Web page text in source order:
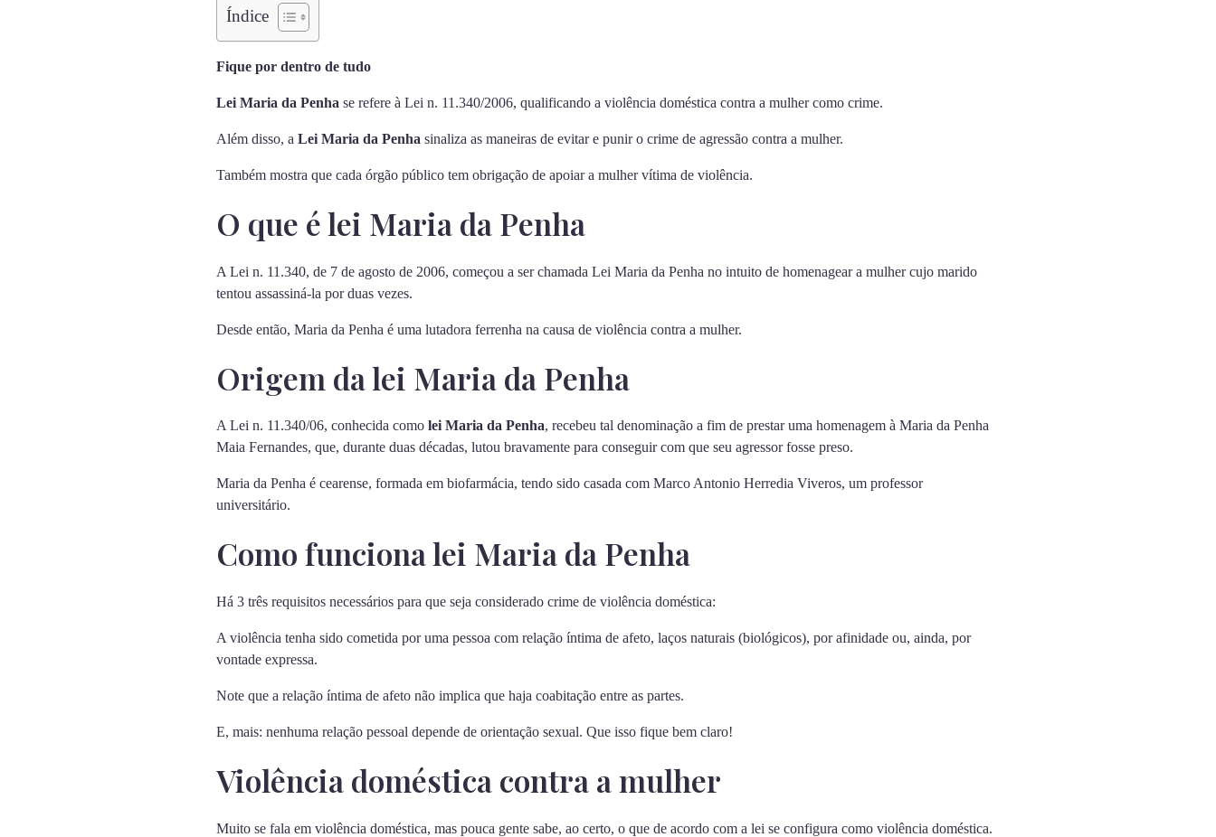
Índice
Fique por dentro de tudo
Lei Maria da Penha se refere à Lei n. 11.340/2006, qualificando a violência doméstica contra a mulher como crime.
Além disso, a Lei Maria da Penha sinaliza as maneiras de evitar e punir o crime de agressão contra a mulher.
Também mostra que cada órgão público tem obrigação de apoiar a mulher vítima de violência.
O que é lei Maria da Penha
A Lei n. 11.340, de 7 de agosto de 2006, começou a ser chamada Lei Maria da Penha no intuito de homenagear a mulher cujo marido
tentou assassiná-la por duas vezes.
Desde então, Maria da Penha é uma lutadora ferrenha na causa de violência contra a mulher.
Origem da lei Maria da Penha
A Lei n. 11.340/06, conhecida como lei Maria da Penha, recebeu tal denominação a fim de prestar uma homenagem à Maria da Penha
Maia Fernandes, que, durante duas décadas, lutou bravamente para conseguir com que seu agressor fosse preso.
Maria da Penha é cearense, formada em biofarmácia, tendo sido casada com Marco Antonio Herredia Viveros, um professor
universitário.
Como funciona lei Maria da Penha
Há 3 três requisitos necessários para que seja considerado crime de violência doméstica:
A violência tenha sido cometida por uma pessoa com relação íntima de afeto, laços naturais (biológicos), por afinidade ou, ainda, por
vontade expressa.
Note que a relação íntima de afeto não implica que haja coabitação entre as partes.
E, mais: nenhuma relação pessoal depende de orientação sexual. Que isso fique bem claro!
Violência doméstica contra a mulher
Muito se fala em violência doméstica, mas pouca gente sabe, ao certo, o que de acordo com a lei se configura como violência doméstica.